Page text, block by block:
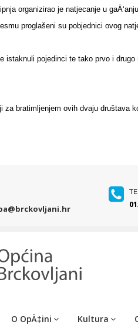
organizirao je natjecanje u
proglašeni su pobjednici ovog
istaknuli pojedinci te tako prvo i
bratimljenjem ovih dvaju društava
O OpÄ‡ini Kultura